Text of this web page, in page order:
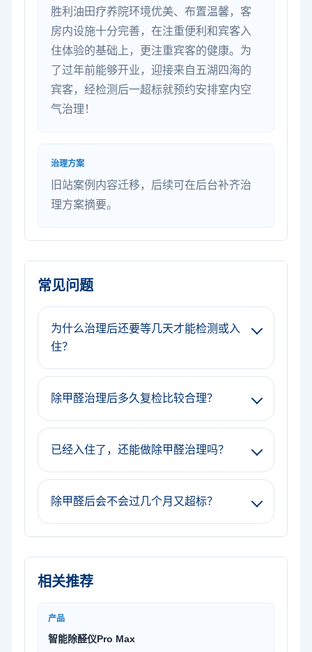
胜利油田疗养院环境优美、布置温馨，客
房内设施十分完善，在注重便利和宾客入
住体验的基础上，更注重宾客的健康。为
了过年前能够开业，迎接来自五湖四海的
宾客，经检测后一超标就预约安排室内空
气治理！
治理方案
旧站案例内容迁移，后续可在后台补齐治
理方案摘要。
常见问题
为什么治理后还要等几天才能检测或入
住？
除甲醛治理后多久复检比较合理？
已经入住了，还能做除甲醛治理吗？
除甲醛后会不会过几个月又超标？
相关推荐
产品
智能除醛仪Pro Max